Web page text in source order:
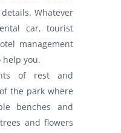
Whatever
car, tourist
management
you.
of rest and
the park where
benches and
and flowers